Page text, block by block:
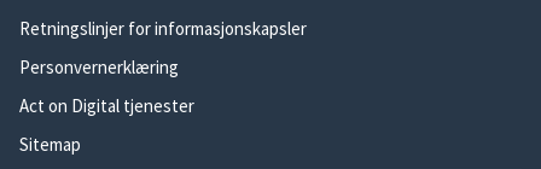
Retningslinjer for informasjonskapsler
Personvernerklæring
Act on Digital tjenester
Sitemap